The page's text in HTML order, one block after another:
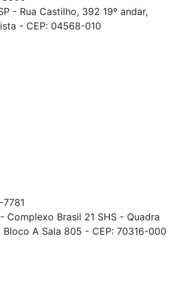
- Rua Castilho, 392 19º andar,
- CEP: 04568-010
Complexo Brasil 21 SHS - Quadra
A Sala 805 - CEP: 70316-000